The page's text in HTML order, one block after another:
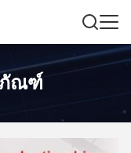
ภัณฑ์